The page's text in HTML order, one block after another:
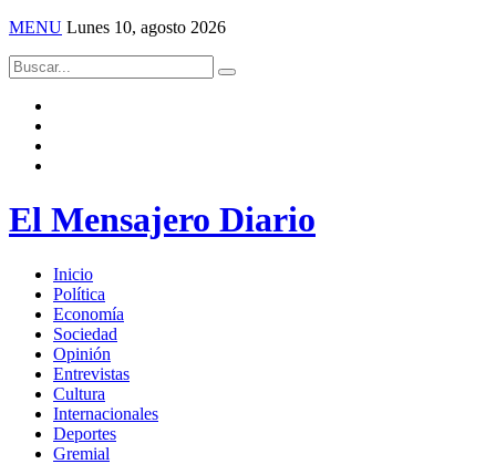
MENU Lunes 10, agosto 2026
El Mensajero Diario
Inicio
Política
Economía
Sociedad
Opinión
Entrevistas
Cultura
Internacionales
Deportes
Gremial